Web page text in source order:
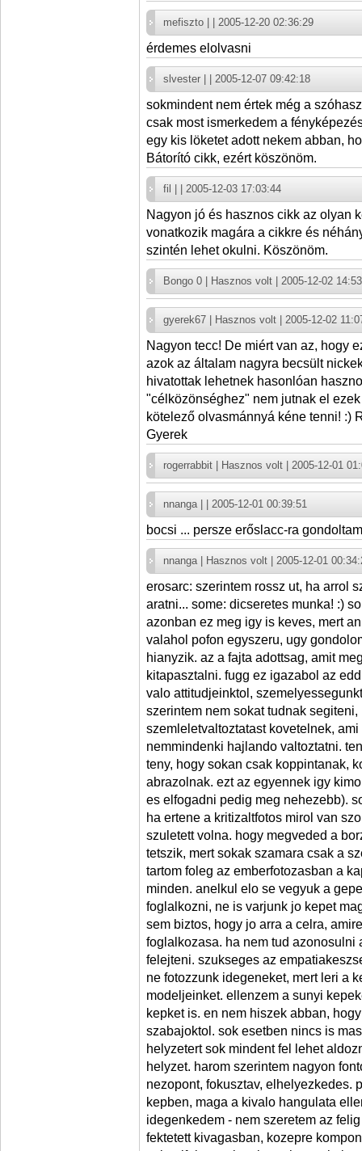
mefiszto | | 2005-12-20 02:36:29
érdemes elolvasni
slvester | | 2005-12-07 09:42:18
sokmindent nem értek még a
csak most ismerkedem a
egy kis löketet adott nekem abban,
Bátorító cikk, ezért köszönöm.
fil | | 2005-12-03 17:03:44
Nagyon jó és hasznos cikk az olyan
vonatkozik magára a cikkre és
szintén lehet okulni. Köszönöm.
Bongo 0 | Hasznos volt | 2005-12-02
gyerek67 | Hasznos volt | 2005-12-02
Nagyon tecc! De miért van az, hogy
azok az általam nagyra becsült
hivatottak lehetnek hasonlóan
"célközönséghez" nem jutnak el
kötelező olvasmánnyá kéne tenni! :)
Gyerek
rogerrabbit | Hasznos volt | 2005-12-01
nnanga | | 2005-12-01 00:39:51
bocsi ... persze erőslacc-ra
nnanga | Hasznos volt | 2005-12-01
erosarc: szerintem rossz ut, ha arrol
aratni... some: dicseretes munka! :)
azonban ez meg igy is keves, mert
valahol pofon egyszeru, ugy
hianyzik. az a fajta adottsag, amit
kitapasztalni. fugg ez igazabol az
valo attitudjeinktol,
szerintem nem sokat tudnak segiteni,
szemleletvaltoztatast kovetelnek,
nemmindenki hajlando valtoztatni.
teny, hogy sokan csak koppintanak,
abrazolnak. ezt az egyennek igy
es elfogadni pedig meg nehezebb).
ha ertene a kritizaltfotos mirol van
szuletett volna. hogy megveded a
tetszik, mert sokak szamara csak a
tartom foleg az emberfotozasban a
minden. anelkul elo se vegyuk a
foglalkozni, ne is varjunk jo kepet
sem biztos, hogy jo arra a celra,
foglalkozasa. ha nem tud azonosulni
felejteni. szukseges az
ne fotozzunk idegeneket, mert leri a
modeljeinket. ellenzem a sunyi
kepket is. en nem hiszek abban,
szabajoktol. sok esetben nincs is
helyzetert sok mindent fel lehet
helyzet. harom szerintem nagyon
nezopont, fokusztav, elhelyezkedes.
kepben, maga a kivalo hangulata
idegenkedem - nem szeretem az
fektetett kivagasban, kozepre